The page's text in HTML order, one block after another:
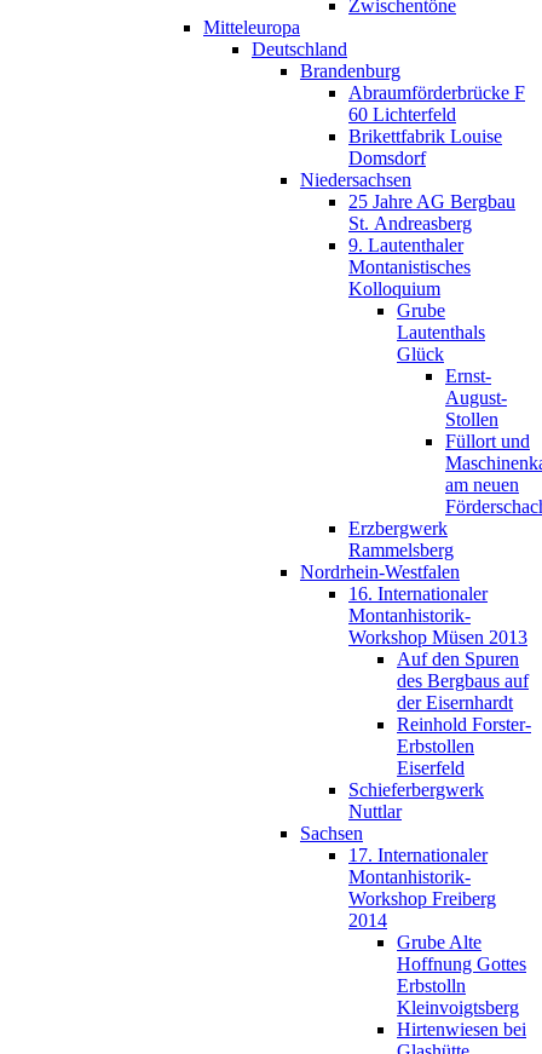
Zwischentöne
Mitteleuropa
Deutschland
Brandenburg
Abraumförderbrücke F
60 Lichterfeld
Brikettfabrik Louise
Domsdorf
Niedersachsen
25 Jahre AG Bergbau
St. Andreasberg
9. Lautenthaler
Montanistisches
Kolloquium
Grube
Lautenthals
Glück
Ernst-
August-
Stollen
Füllort und
am neuen
Erzbergwerk
Rammelsberg
Nordrhein-Westfalen
16. Internationaler
Montanhistorik-
Workshop Müsen 2013
Auf den Spuren
des Bergbaus auf
der Eisernhardt
Reinhold Forster-
Erbstollen
Eiserfeld
Schieferbergwerk
Nuttlar
Sachsen
17. Internationaler
Montanhistorik-
Workshop Freiberg
2014
Grube Alte
Hoffnung Gottes
Erbstolln
Kleinvoigtsberg
Hirtenwiesen bei